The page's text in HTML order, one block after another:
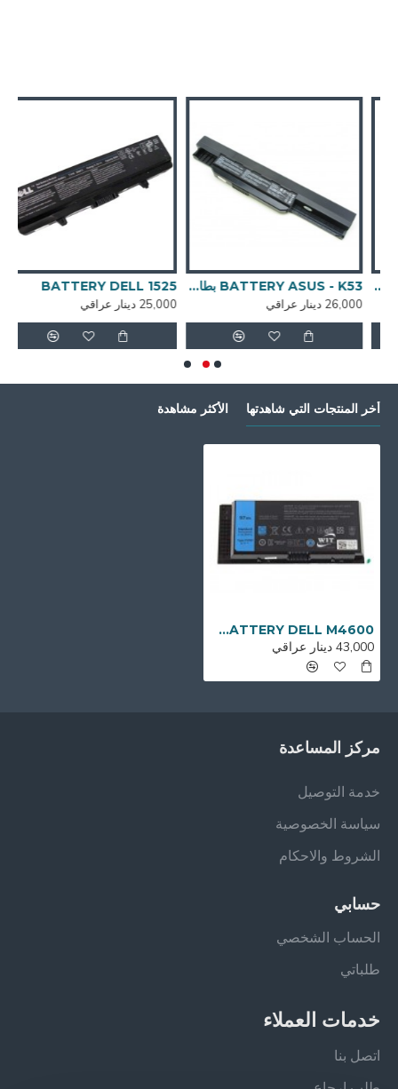
BATTERY ASUS - K53 بطارية لابتوب
26,000 دينار عراقي
BATTERY DELL 1525
25,000 دينار عراقي
أخر المنتجات التي شاهدتها الأكثر مشاهدة
BATTERY DELL M4600 بطارية لابتوب
43,000 دينار عراقي
مركز المساعدة
خدمة التوصيل
سياسة الخصوصية
الشروط والاحكام
حسابي
الحساب الشخصي
طلباتي
خدمات العملاء
اتصل بنا